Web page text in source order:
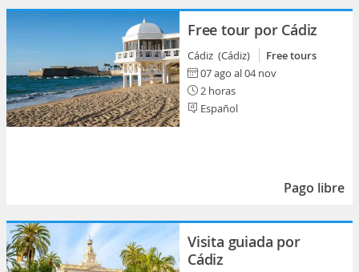
Free tour por Cádiz
Cádiz (Cádiz)
Free tours
07 ago al 04 nov
2 horas
Español
Pago libre
Visita guiada por
Cádiz